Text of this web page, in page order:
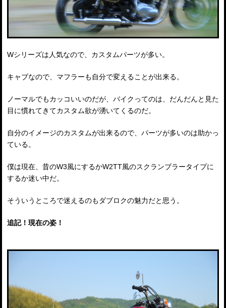
Wシリーズは人気なので、カスタムパーツが多い。
キャブなので、マフラーも自分で変えることが出来る。
ノーマルでもカッコいいのだが、バイクってのは、だんだんと見た
目に慣れてきてカスタム欲が湧いてくるのだ。
自分のイメージのカスタムが出来るので、パーツが多いのは助かっ
ている。
僕は現在、昔のW3風にするかW2TT風のスクランブラータイプに
するか迷い中だ。
そういうところで迷えるのもダブロクの魅力だと思う。
追記！現在の姿！